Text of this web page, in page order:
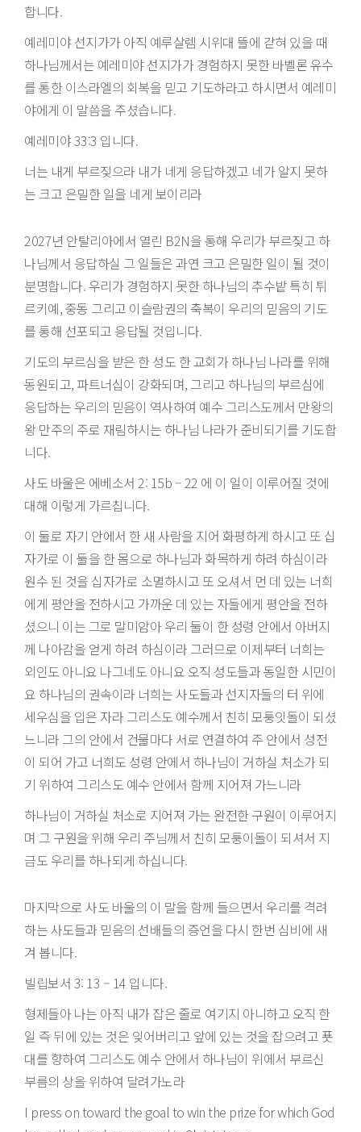
합니다.
예레미야 선지가가 아직 예루살렘 시위대 뜰에 갇혀 있을 때
하나님께서는 예레미야 선지가가 경험하지 못한 바벨론 유수
를 통한 이스라엘의 회복을 믿고 기도하라고 하시면서 예레미
야에게 이 말씀을 주셨습니다.
예레미야 33:3 입니다.
너는 내게 부르짖으라 내가 네게 응답하겠고 네가 알지 못하
는 크고 은밀한 일을 네게 보이리라
2027년 안탈리아에서 열린 B2N을 통해 우리가 부르짖고 하
나님께서 응답하실 그 일들은 과연 크고 은밀한 일이 될 것이
분명합니다. 우리가 경험하지 못한 하나님의 추수밭 특히 튀
르키예, 중동 그리고 이슬람권의 축복이 우리의 믿음의 기도
를 통해 선포되고 응답될 것입니다.
기도의 부르심을 받은 한 성도 한 교회가 하나님 나라를 위해
동원되고, 파트너십이 강화되며, 그리고 하나님의 부르심에
응답하는 우리의 믿음이 역사하여 예수 그리스도께서 만왕의
왕 만주의 주로 재림하시는 하나님 나라가 준비되기를 기도합
니다.
사도 바울은 에베소서 2: 15b – 22 에 이 일이 이루어질 것에
대해 이렇게 가르칩니다.
이 둘로 자기 안에서 한 새 사람을 지어 화평하게 하시고 또 십
자가로 이 둘을 한 몸으로 하나님과 화목하게 하려 하심이라
원수 된 것을 십자가로 소멸하시고 또 오셔서 먼 데 있는 너희
에게 평안을 전하시고 가까운 데 있는 자들에게 평안을 전하
셨으니 이는 그로 말미암아 우리 둘이 한 성령 안에서 아버지
께 나아감을 얻게 하려 하심이라 그러므로 이제부터 너희는
외인도 아니요 나그네도 아니요 오직 성도들과 동일한 시민이
요 하나님의 권속이라 너희는 사도들과 선지자들의 터 위에
세우심을 입은 자라 그리스도 예수께서 친히 모퉁잇돌이 되셨
느니라 그의 안에서 건물마다 서로 연결하여 주 안에서 성전
이 되어 가고 너희도 성령 안에서 하나님이 거하실 처소가 되
기 위하여 그리스도 예수 안에서 함께 지어져 가느니라
하나님이 거하실 처소로 지어져 가는 완전한 구원이 이루어지
며 그 구원을 위해 우리 주님께서 친히 모퉁이돌이 되셔서 지
금도 우리를 하나되게 하십니다.
마지막으로 사도 바울의 이 말을 함께 들으면서 우리를 격려
하는 사도들과 믿음의 선배들의 증언을 다시 한번 심비에 새
겨 봅니다.
빌립보서 3: 13 – 14 입니다.
형제들아 나는 아직 내가 잡은 줄로 여기지 아니하고 오직 한
일 즉 뒤에 있는 것은 잊어버리고 앞에 있는 것을 잡으려고 푯
대를 향하여 그리스도 예수 안에서 하나님이 위에서 부르신
부름의 상을 위하여 달려가노라
I press on toward the goal to win the prize for which God